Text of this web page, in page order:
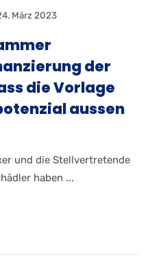
März 2023
der
die Vorlage
aussen
und die Stellvertretende
haben ...